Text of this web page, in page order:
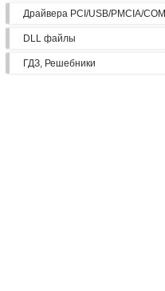
Драйвера PCI/USB/PMCIA/COM
DLL файлы
ГДЗ, Решебники